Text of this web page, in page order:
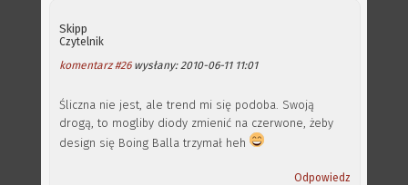
Skipp
Czytelnik
komentarz #26wysłany: 2010-06-11 11:01
Śliczna nie jest, ale trend mi się podoba. Swoją
drogą, to mogliby diody zmienić na czerwone, żeby
design się Boing Balla trzymał heh
Odpowiedz